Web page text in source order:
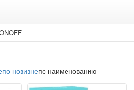
по новизнепо наименованию